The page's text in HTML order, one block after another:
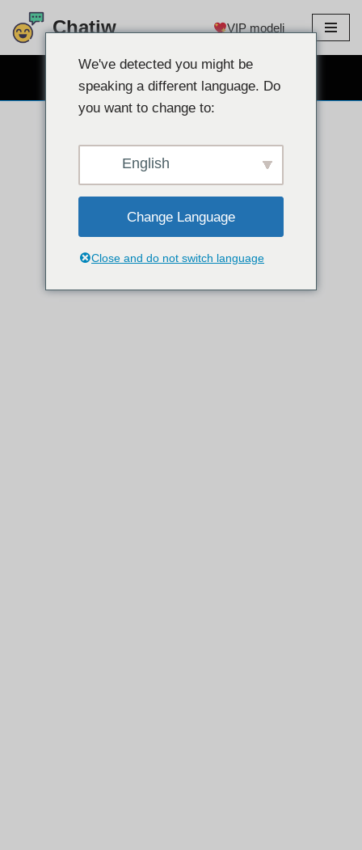
Preskoči
Chatiw VIP modeli
We've detected you might be
speaking a different language. Do
you want to change to:
English
Change Language
Close and do not switch language